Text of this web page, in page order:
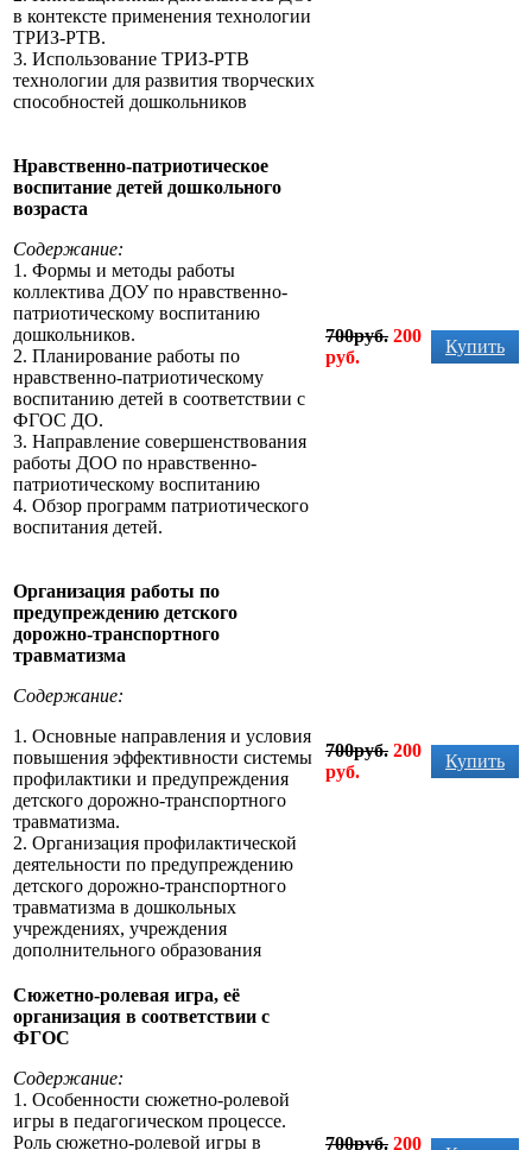
в контексте применения технологии
ТРИЗ-РТВ.
3. Использование ТРИЗ-РТВ
технологии для развития творческих
способностей дошкольников
Нравственно-патриотическое
воспитание детей дошкольного
возраста
Содержание:
1. Формы и методы работы
коллектива ДОУ по нравственно-
патриотическому воспитанию
дошкольников.
2. Планирование работы по
нравственно-патриотическому
воспитанию детей в соответствии с
ФГОС ДО.
3. Направление совершенствования
работы ДОО по нравственно-
патриотическому воспитанию
4. Обзор программ патриотического
воспитания детей.
700руб. 200
руб.
Купить
Организация работы по
предупреждению детского
дорожно-транспортного
травматизма
Содержание:
1. Основные направления и условия
повышения эффективности системы
профилактики и предупреждения
детского дорожно-транспортного
травматизма.
2. Организация профилактической
деятельности по предупреждению
детского дорожно-транспортного
травматизма в дошкольных
учреждениях, учреждения
дополнительного образования
700руб. 200
руб.
Купить
Сюжетно-ролевая игра, её
организация в соответствии с
ФГОС
Содержание:
1. Особенности сюжетно-ролевой
игры в педагогическом процессе.
Роль сюжетно-ролевой игры в
700руб. 200